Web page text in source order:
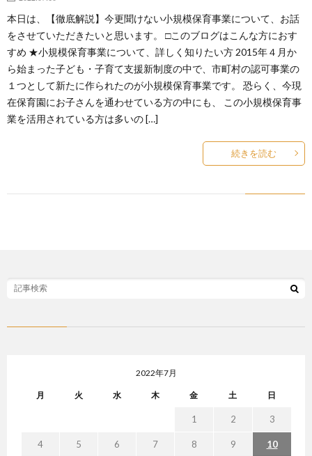
本日は、【徹底解説】今更聞けない小規模保育事業について、お話
をさせていただきたいと思います。 □このブログはこんな方におす
すめ ★小規模保育事業について、詳しく知りたい方 2015年４月か
ら始まった子ども・子育て支援新制度の中で、市町村の認可事業の
１つとして新たに作られたのが小規模保育事業です。 恐らく、今現
在保育園にお子さんを通わせている方の中にも、 この小規模保育事
業を活用されている方は多いの […]
続きを読む
2022年7月
月 火 水 木 金 土 日
1 2 3
4 5 6 7 8 9 10